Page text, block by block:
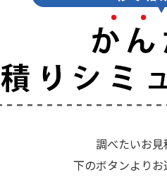
調べたいお見
下のボタンよりお